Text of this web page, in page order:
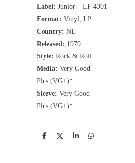
Label: Junior ‎– LP-4301
Format: Vinyl, LP
Country: NL
Released: 1979
Style: Rock & Roll
Media: Very Good
Plus (VG+)*
Sleeve: Very Good
Plus (VG+)*
D
D
S
D